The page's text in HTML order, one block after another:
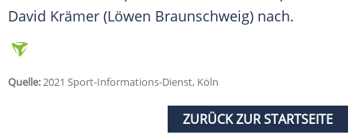
David Krämer (Löwen Braunschweig) nach.
Quelle:2021 Sport-Informations-Dienst, Köln
ZURÜCK ZUR STARTSEITE